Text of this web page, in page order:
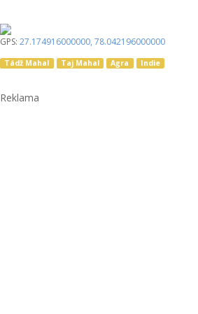
GPS: 27.174916000000, 78.042196000000
Tádž Mahal Taj Mahal Agra Indie
Reklama